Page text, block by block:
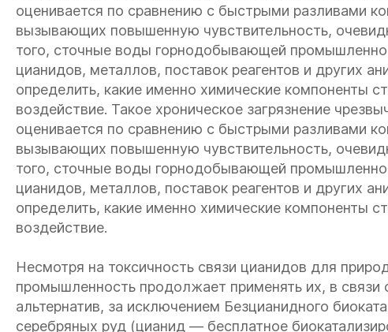
оценивается по сравнению с быстрыми разливами
вызывающих повышенную чувствительность,
того, сточные воды горнодобывающей
цианидов, металлов, поставок реагентов и других
определить, какие именно химические компоненты
воздействие. Такое хроническое загрязнение
оценивается по сравнению с быстрыми разливами
вызывающих повышенную чувствительность,
того, сточные воды горнодобывающей
цианидов, металлов, поставок реагентов и других
определить, какие именно химические компоненты
воздействие.
Несмотря на токсичность связи цианидов для
промышленность продолжает применять их, в связи
альтернатив, за исключением Безцианидного
серебряных руд (цианид — бесплатное